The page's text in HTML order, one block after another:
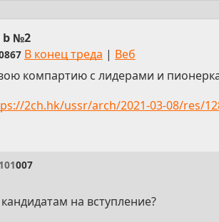
b №2
В конец треда | Веб
компартию с лидерами и
2ch.hk/ussr/arch/2021-03-08/res/
101007
на вступление?